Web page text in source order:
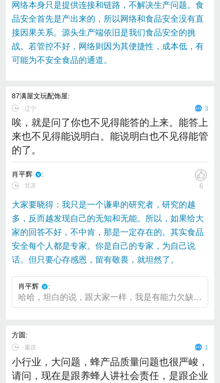
网络本身只是提供连接和链路，不解决生产问题。食
品安全首先是产出来的，所以网络和食品安全没有直
接因果关系。源头生产端依旧是我们食品安全的挑
战。若管控不好，网络则因为其便捷性，成本低，有
可能为不安全食品的通道。
87满屋文玩配饰屋:
∙辽宁 3
唉，就是问了你也不见得能答的上来。能答上
来也不见得能说明白。能说明白也不见得能管
的了。
肖平辉 :
∙ 北京 6
大家要晓得：我只是一个谦卑的研究者，研究的越
多，反而越发现自己的无知和无能。所以，如果给大
家的回答不好，不中肯，那是一定存在的。其实食品
安全每个人都是专家。你是自己的专家，为自己说
话。但只要心存感恩，留有敬畏，就坦然了。
肖平辉 :
哈哈，坦白的说，跟大家一样，我是有能力欠缺的，中国也有这样那样的不好，但是我们始终向前看。只要往前看，我们就有希望。你说呢？！
方圆:
∙重庆 1
小行业，大问题，蜂产品质量问题也很严峻，
请问，现在是跟养蜂人讲社会责任，是跟企业